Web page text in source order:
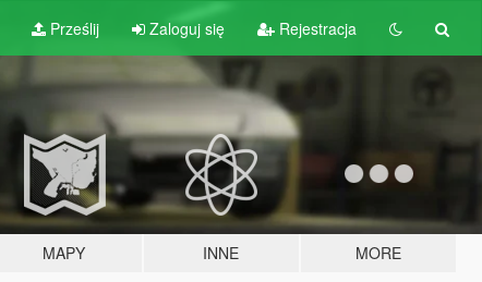
Prześlij Zaloguj się Rejestracja
MAPY INNE MORE